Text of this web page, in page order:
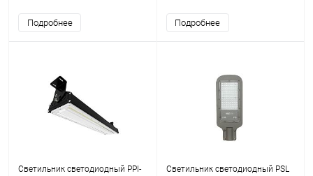
Подробнее Подробнее
Светильник светодиодный PPI- Светильник светодиодный PSL